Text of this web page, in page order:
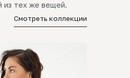
из тех же вещей.
Смотреть коллекции